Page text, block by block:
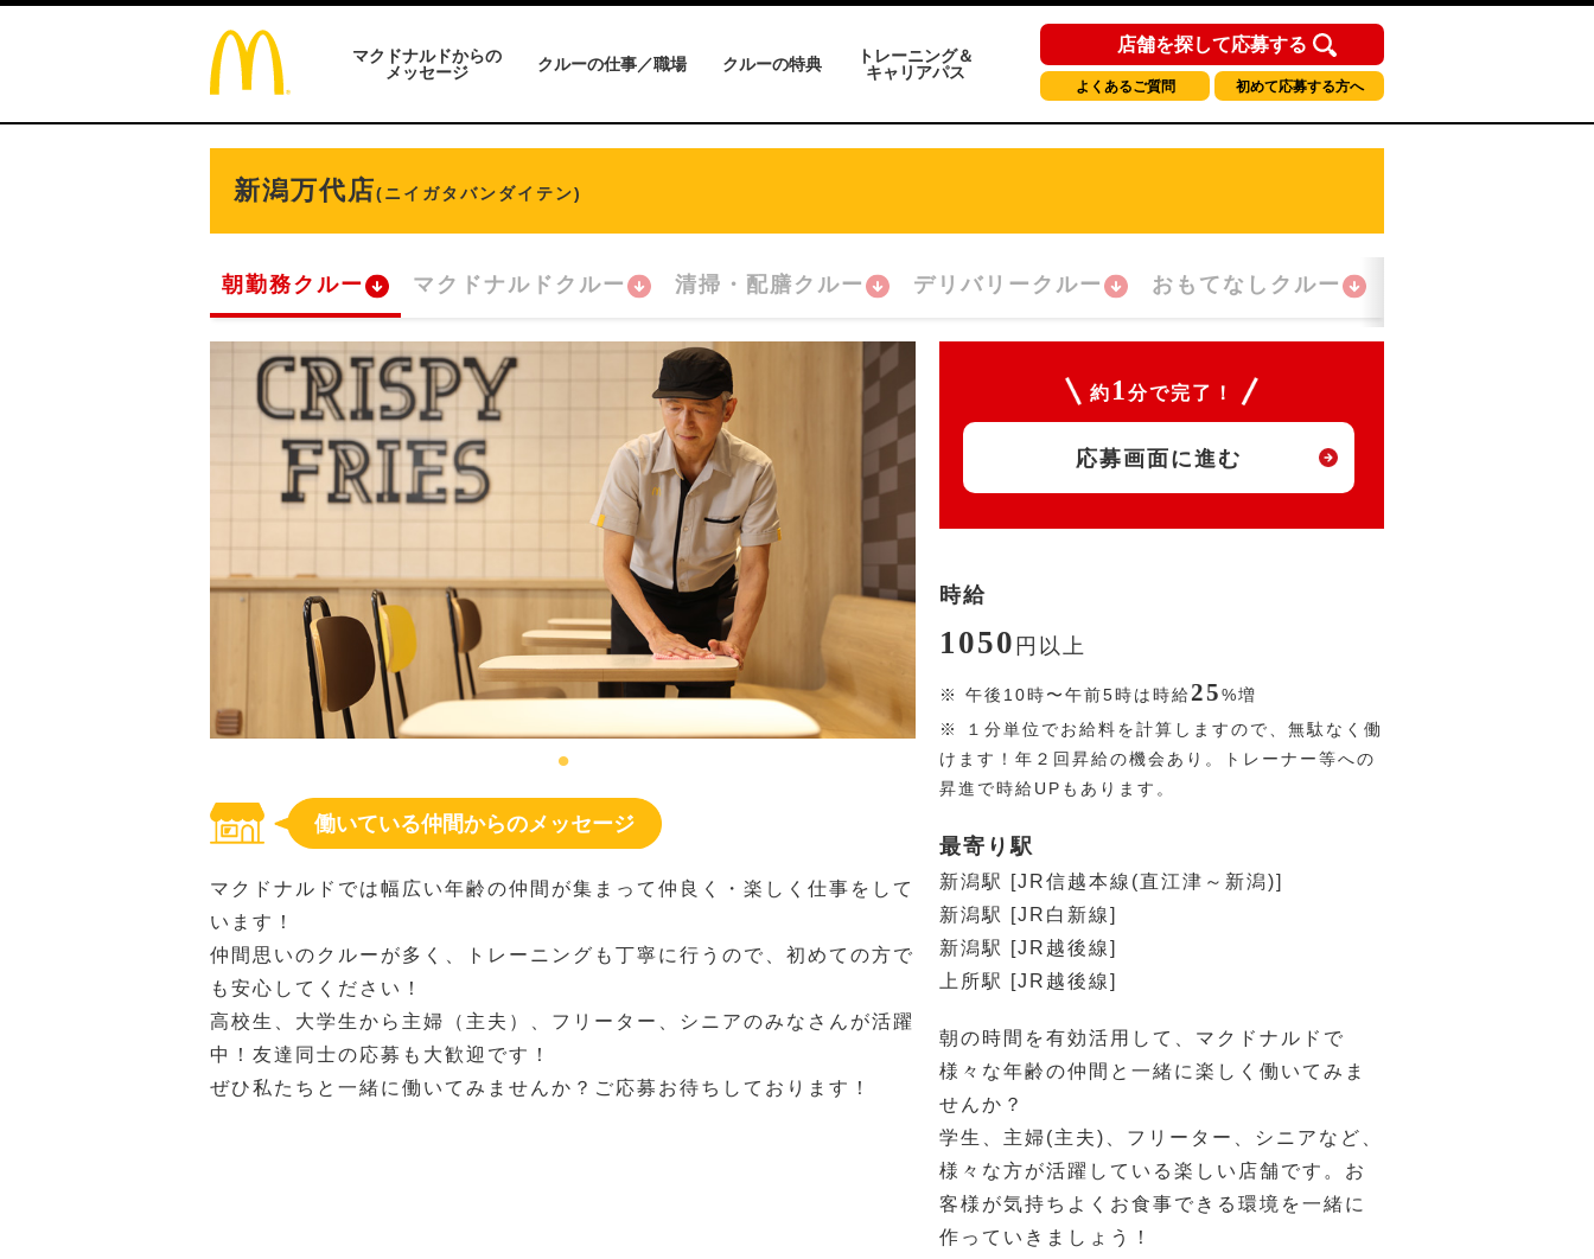
マクドナルドからの
メッセージ
クルーの仕事／職場 クルーの特典
トレーニング＆
キャリアパス
店舗を探して応募する
よくあるご質問 初めて応募する方へ
新潟万代店(ニイガタバンダイテン)
朝勤務クルー マクドナルドクルー 清掃・配膳クルー デリバリークルー おもてなしクルー
働いている仲間からのメッセージ
マクドナルドでは幅広い年齢の仲間が集まって仲良く・楽しく仕事をして
います！
仲間思いのクルーが多く、トレーニングも丁寧に行うので、初めての方で
も安心してください！
高校生、大学生から主婦（主夫）、フリーター、シニアのみなさんが活躍
中！友達同士の応募も大歓迎です！
ぜひ私たちと一緒に働いてみませんか？ご応募お待ちしております！
約 1 分で完了！
応募画面に進む
時給
1050 円 以上
※ 午後10時〜午前5時は時給25%増
※
１分単位でお給料を計算しますので、無駄なく働
けます！年２回昇給の機会あり。トレーナー等への
昇進で時給UPもあります。
最寄り駅
新潟駅 [JR信越本線(直江津～新潟)]
新潟駅 [JR白新線]
新潟駅 [JR越後線]
上所駅 [JR越後線]
朝の時間を有効活用して、マクドナルドで
様々な年齢の仲間と一緒に楽しく働いてみま
せんか？
学生、主婦(主夫)、フリーター、シニアなど、
様々な方が活躍している楽しい店舗です。お
客様が気持ちよくお食事できる環境を一緒に
作っていきましょう！